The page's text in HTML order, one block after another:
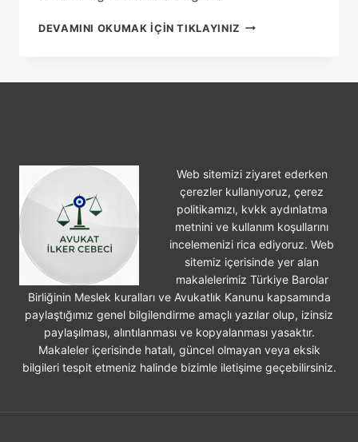
DEVAMINI OKUMAK IÇIN TIKLAYINIZ DEĞER
Web sitemizi ziyaret ederken
çerezler kullanıyoruz, çerez
politikamızı, kvkk aydınlatma
metnini ve kullanım koşullarını
incelemenizi rica ediyoruz. Web
sitemiz içerisinde yer alan
makalelerimiz Türkiye Barolar
Birliğinin Meslek kuralları ve Avukatlık Kanunu kapsamında
paylaştığımız genel bilgilendirme amaçlı yazılar olup, izinsiz
paylaşılması, alıntılanması ve kopyalanması yasaktır.
Makaleler içerisinde hatalı, güncel olmayan veya eksik
bilgileri tespit etmeniz halinde bizimle iletişime geçebilirsiniz.